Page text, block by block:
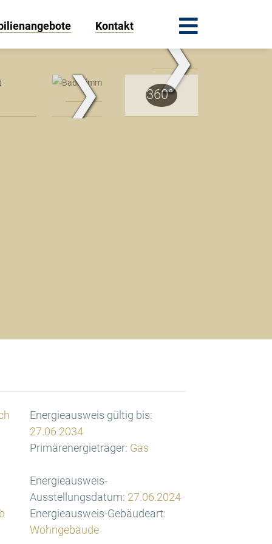
Kontakt
❯
❯
Energieausweis gültig bis:
27.06.2034
Primärenergieträger: Gas
Energieausweis-
Ausstellungsdatum: 27.06.2024
Energieausweis-Gebäudeart:
Wohngebäude